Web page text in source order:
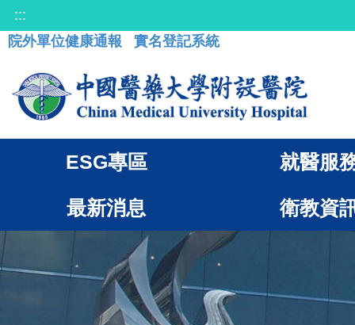
:::
院外單位健康通報
實名登記系統
ESG專區 就醫服
最新消息 衛教資